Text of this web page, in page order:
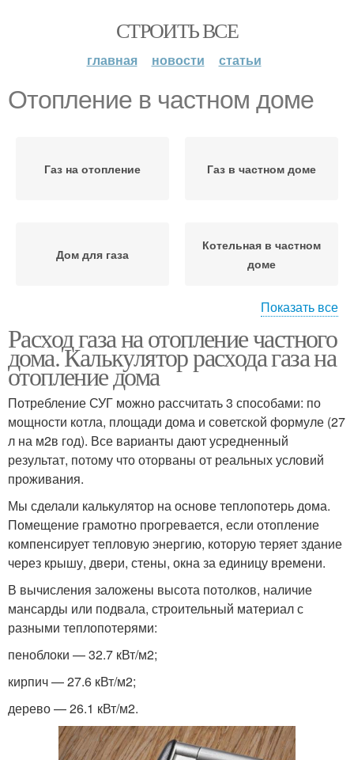
СТРОИТЬ ВСЕ
главная новости статьи
Отопление в частном доме
Газ на отопление Газ в частном доме
Дом для газа
Котельная в частном
доме
Газовое отопление
Показать все
Расход газа на отопление частного
дома. Калькулятор расхода газа на
отопление дома
Потребление СУГ можно рассчитать 3 способами: по
мощности котла, площади дома и советской формуле (27
л на м2в год). Все варианты дают усредненный
результат, потому что оторваны от реальных условий
проживания.
Мы сделали калькулятор на основе теплопотерь дома.
Помещение грамотно прогревается, если отопление
компенсирует тепловую энергию, которую теряет здание
через крышу, двери, стены, окна за единицу времени.
В вычисления заложены высота потолков, наличие
мансарды или подвала, строительный материал с
разными теплопотерями:
пеноблоки — 32.7 кВт/м2;
кирпич — 27.6 кВт/м2;
дерево — 26.1 кВт/м2.